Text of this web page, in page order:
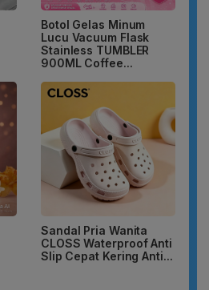
Botol Gelas Minum
Lucu Vacuum Flask
Stainless TUMBLER
900ML Coffee...
Sandal Pria Wanita
CLOSS Waterproof Anti
Slip Cepat Kering Anti...